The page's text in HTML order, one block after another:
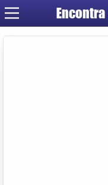
Encontra